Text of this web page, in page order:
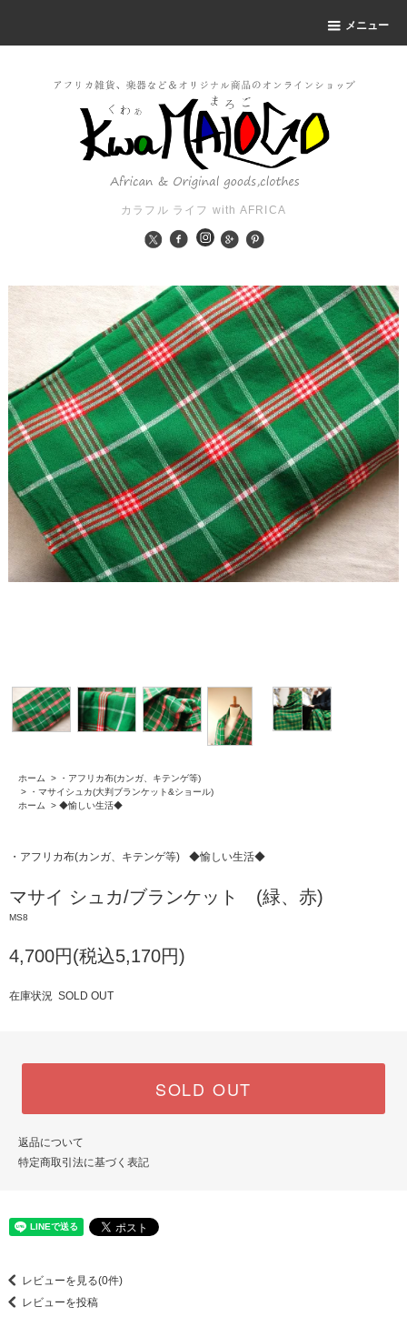
メニュー
カラフル ライフ with AFRICA
ホーム >
・アフリカ布(カンガ、キテンゲ等)
>
・マサイシュカ(大判ブランケット&ショール)
ホーム
> ◆愉しい生活◆
・アフリカ布(カンガ、キテンゲ等) ◆愉しい生活◆
マサイ シュカ/ブランケット (緑、赤)
MS8
4,700円(税込5,170円)
在庫状況 SOLD OUT
SOLD OUT
返品について
特定商取引法に基づく表記
レビューを見る(0件)
レビューを投稿